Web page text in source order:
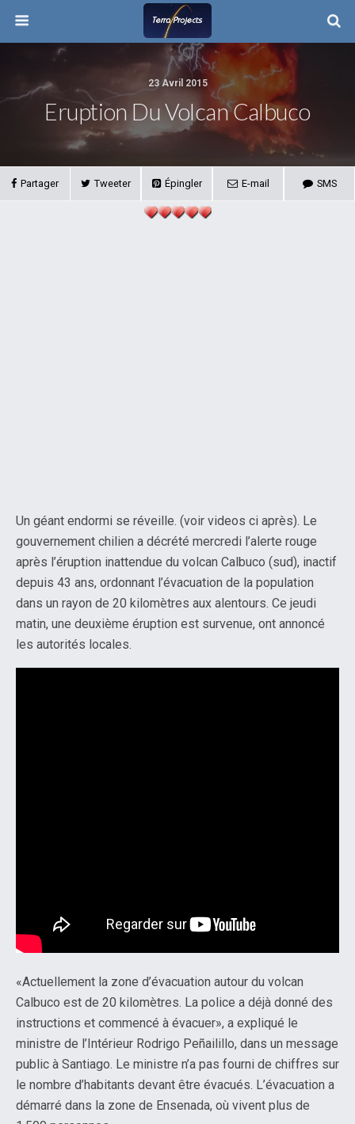
23 Avril 2015
Eruption Du Volcan Calbuco
Partager Tweeter Épingler E-mail SMS
Un géant endormi se réveille. (voir videos ci après). Le
gouvernement chilien a décrété mercredi l’alerte rouge
après l’éruption inattendue du volcan Calbuco (sud), inactif
depuis 43 ans, ordonnant l’évacuation de la population
dans un rayon de 20 kilomètres aux alentours. Ce jeudi
matin, une deuxième éruption est survenue, ont annoncé
les autorités locales.
«Actuellement la zone d’évacuation autour du volcan
Calbuco est de 20 kilomètres. La police a déjà donné des
instructions et commencé à évacuer», a expliqué le
ministre de l’Intérieur Rodrigo Peñailillo, dans un message
public à Santiago. Le ministre n’a pas fourni de chiffres sur
le nombre d’habitants devant être évacués. L’évacuation a
démarré dans la zone de Ensenada, où vivent plus de